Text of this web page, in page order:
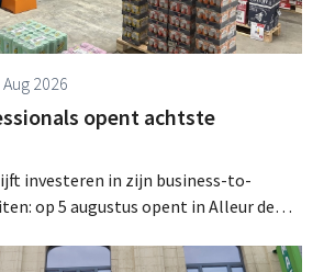
Aug 2026
opent achtste
investeren in zijn business-to-
op 5 augustus opent in Alleur de
zich uitsluitend richt op professionele